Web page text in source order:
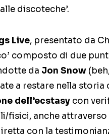
discoteche’.
Live, presentato da
composto di due
da Jon Snow
a restare nella storia
dell’ecstasy con
fisici, anche
con la